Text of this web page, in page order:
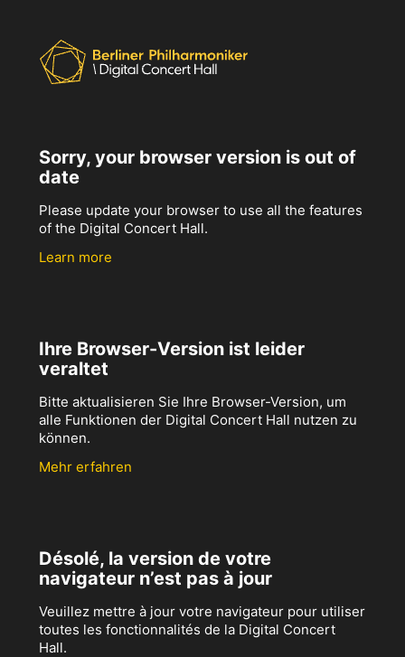
Sorry, your browser version is out of
date
Please update your browser to use all the features
of the Digital Concert Hall.
Learn more
Ihre Browser-Version ist leider
veraltet
Bitte aktualisieren Sie Ihre Browser-Version, um
alle Funktionen der Digital Concert Hall nutzen zu
können.
Mehr erfahren
Désolé, la version de votre
navigateur n’est pas à jour
Veuillez mettre à jour votre navigateur pour utiliser
toutes les fonctionnalités de la Digital Concert
Hall.